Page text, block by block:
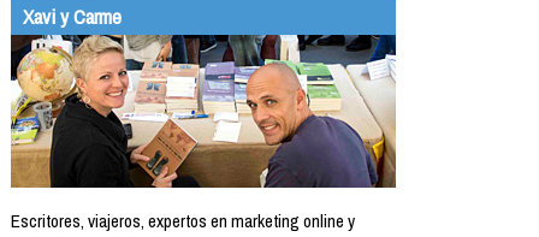
Xavi y Carme
Escritores, viajeros, expertos en marketing online y